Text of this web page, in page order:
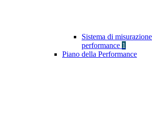
Sistema di
performance 1
Piano della Performance